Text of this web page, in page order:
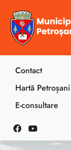
Contact
Hartă Petroșani
E-consultare